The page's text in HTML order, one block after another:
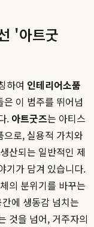
'아트굿
하여 인테리어소품
은 이 범주를 뛰어넘
. 아트굿즈는 아티스
로, 실용적 가치와
산되는 일반적인 제
기가 담겨 있습니다.
의 분위기를 바꾸는
에 생동감 넘치는
것을 넘어, 거주자의